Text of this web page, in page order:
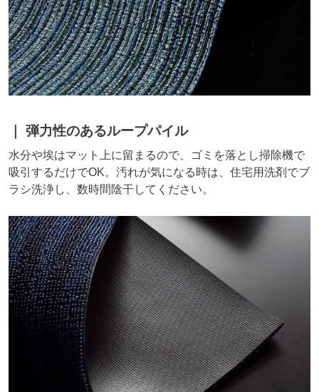
弾力性のあるループパイル
水分や埃はマット上に留まるので、ゴミを落とし掃除機で
吸引するだけでOK。汚れが気になる時は、住宅用洗剤でブ
ラシ洗浄し、数時間陰干してください。